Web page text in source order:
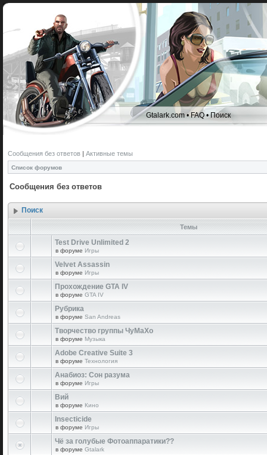
Gtalark.com •FAQ•Поиск
Сообщения без ответов | Активные темы
Список форумов
Сообщения без ответов
Поиск
Темы
Test Drive Unlimited 2
в форуме Игры
Velvet Assassin
в форуме Игры
Прохождение GTA IV
в форуме GTA IV
Рубрика
в форуме San Andreas
Творчество группы ЧуМаХо
в форуме Музыка
Adobe Creative Suite 3
в форуме Технология
Анабиоз: Сон разума
в форуме Игры
Вий
в форуме Кино
Insecticide
в форуме Игры
Чё за голубые Фотоаппаратики??
в форуме Gtalark